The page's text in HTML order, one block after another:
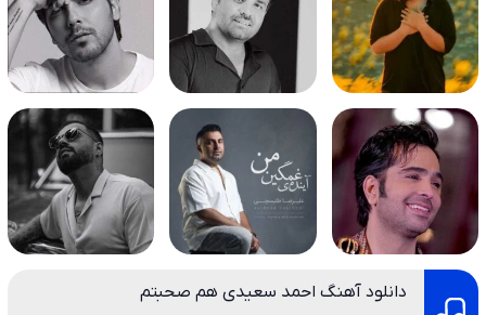
دانلود آهنگ احمد سعیدی هم صحبتم